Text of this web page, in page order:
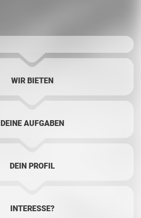
WIR BIETEN
DEINE AUFGABEN
DEIN PROFIL
INTERESSE?